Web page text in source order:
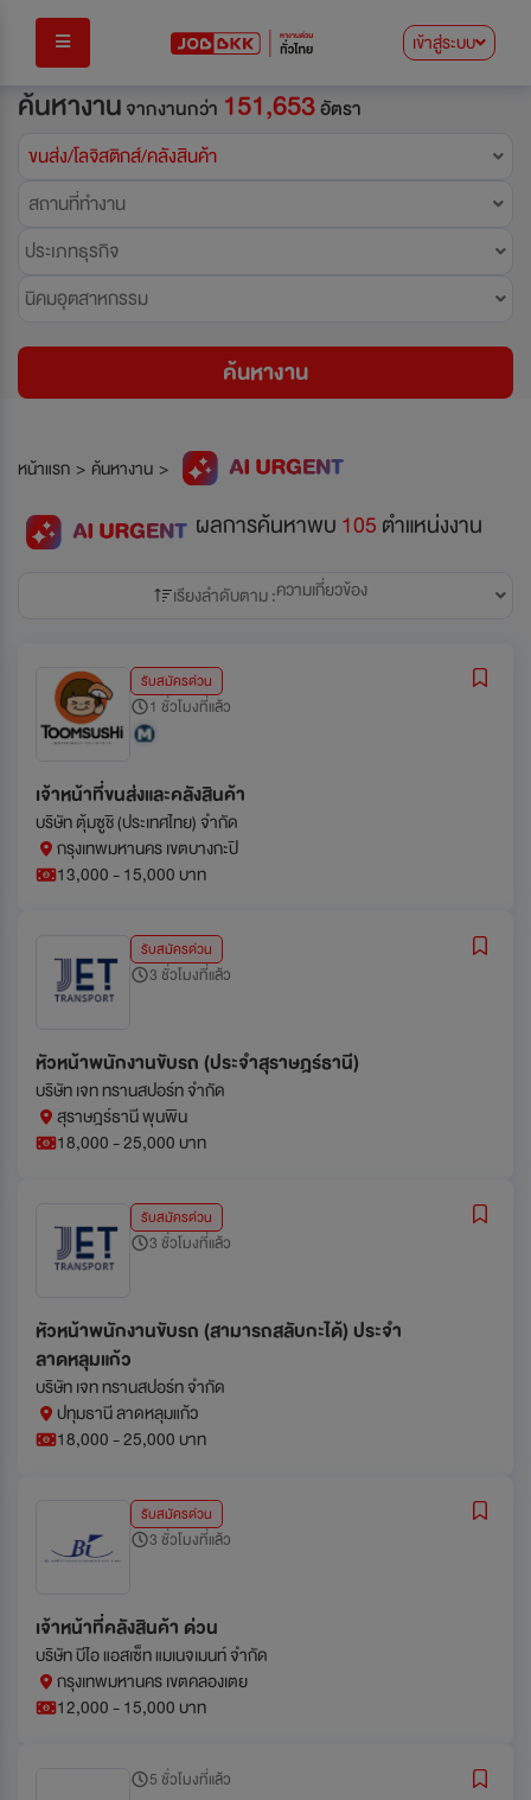
เข้าสู่ระบบ
ค้นหางานจากงานกว่า 151,653อัตรา
ขนส่ง/โลจิสติกส์/คลังสินค้า
สถานที่ทำงาน
ประเภทธุรกิจ
นิคมอุตสาหกรรม
ค้นหางาน
หน้าแรก > ค้นหางาน >
ผลการค้นหาพบ105ตำแหน่งงาน
เรียงลำดับตาม :ความเกี่ยวข้อง
รับสมัครด่วน
1 ชั่วโมงที่แล้ว
เจ้าหน้าที่ขนส่งและคลังสินค้า
บริษัท ตุ้มซูชิ (ประเทศไทย) จํากัด
กรุงเทพมหานคร เขตบางกะปิ
13,000 - 15,000 บาท
รับสมัครด่วน
3 ชั่วโมงที่แล้ว
หัวหน้าพนักงานขับรถ (ประจำสุราษฎร์ธานี)
บริษัท เจท ทรานสปอร์ท จำกัด
สุราษฎร์ธานี พุนพิน
18,000 - 25,000 บาท
รับสมัครด่วน
3 ชั่วโมงที่แล้ว
หัวหน้าพนักงานขับรถ (สามารถสลับกะได้) ประจำ
ลาดหลุมแก้ว
บริษัท เจท ทรานสปอร์ท จำกัด
ปทุมธานี ลาดหลุมแก้ว
18,000 - 25,000 บาท
รับสมัครด่วน
3 ชั่วโมงที่แล้ว
เจ้าหน้าที่คลังสินค้า ด่วน
บริษัท บีไอ แอสเซ็ท แมเนจเมนท์ จำกัด
กรุงเทพมหานคร เขตคลองเตย
12,000 - 15,000 บาท
5 ชั่วโมงที่แล้ว